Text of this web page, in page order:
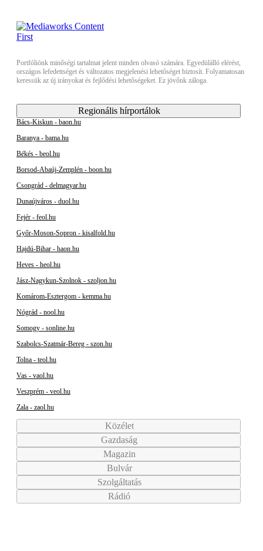
Portfóliónk minőségi tartalmat jelent minden olvasó számára. Egyedülálló elérést,
országos lefedettséget és változatos megjelenési lehetőséget biztosít. Folyamatosan
keressük az új irányokat és fejlődési lehetőségeket. Ez jövőnk záloga.
Regionális hírportálok
Bács-Kiskun - baon.hu
Baranya - bama.hu
Békés - beol.hu
Borsod-Abaúj-Zemplén - boon.hu
Csongrád - delmagyar.hu
Dunaújváros - duol.hu
Fejér - feol.hu
Győr-Moson-Sopron - kisalfold.hu
Hajdú-Bihar - haon.hu
Heves - heol.hu
Jász-Nagykun-Szolnok - szoljon.hu
Komárom-Esztergom - kemma.hu
Nógrád - nool.hu
Somogy - sonline.hu
Szabolcs-Szatmár-Bereg - szon.hu
Tolna - teol.hu
Vas - vaol.hu
Veszprém - veol.hu
Zala - zaol.hu
Közélet
Gazdaság
Magazin
Bulvár
Szolgáltatás
Rádió